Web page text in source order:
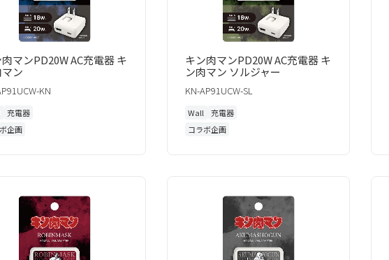
マンPD20W AC充電器 キ
マン
KN
充電器
企画
キン肉マンPD20W AC充電器 キ
ン肉マン ソルジャー
KN-AP91UCW-SL
Wall
充電器
コラボ企画